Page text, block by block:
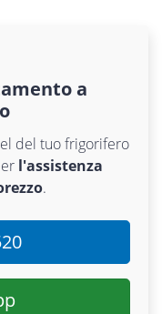
a
del tuo frigorifero
l'assistenza
.